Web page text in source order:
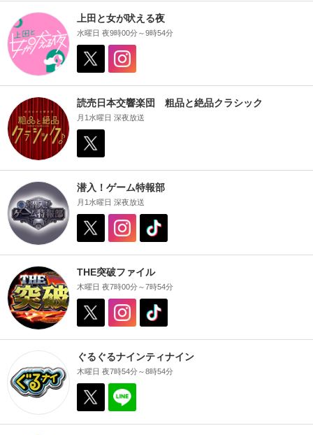
上田と女が吠える夜
水曜日 夜9時00分～9時54分
読売日本交響楽団 粗品と絶品クラシック
月1水曜日 深夜放送
潜入！ゲーム特報部
月1水曜日 深夜放送
THE突破ファイル
木曜日 夜7時00分～7時54分
ぐるぐるナインティナイン
木曜日 夜7時54分～8時54分